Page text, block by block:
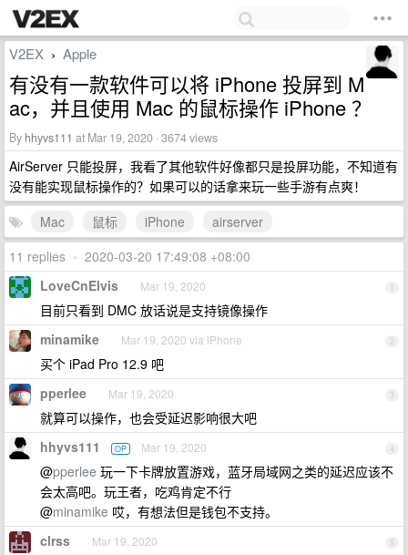
V2EX › Apple
有没有一款软件可以将 iPhone 投屏到 M
ac，并且使用 Mac 的鼠标操作 iPhone ？
By hhyvs111 at Mar 19, 2020 · 3674 views
AirServer 只能投屏，我看了其他软件好像都只是投屏功能，不知道有
没有能实现鼠标操作的？如果可以的话拿来玩一些手游有点爽！
Mac
鼠标 iPhone
airserver
11 replies • 2020-03-20 17:49:08 +08:00
1
LoveCnElvis Mar 19, 2020
目前只看到 DMC 放话说是支持镜像操作
2
minamike Mar 19, 2020 via iPhone
买个 iPad Pro 12.9 吧
3
pperlee Mar 19, 2020
就算可以操作，也会受延迟影响很大吧
4
hhyvs111 OP Mar 19, 2020
@pperlee 玩一下卡牌放置游戏，蓝牙局域网之类的延迟应该不
会太高吧。玩王者，吃鸡肯定不行
@minamike 哎，有想法但是钱包不支持。
5
clrss Mar 19, 2020